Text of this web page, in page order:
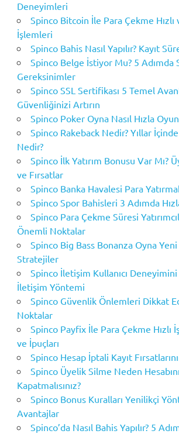
Deneyimleri
Spinco Bitcoin İle Para Çekme Hızlı
İşlemleri
Spinco Bahis Nasıl Yapılır? Kayıt
Spinco Belge İstiyor Mu? 5 Adımda
Gereksinimler
Spinco SSL Sertifikası 5 Temel
Güvenliğinizi Artırın
Spinco Poker Oyna Nasıl Hızla
Spinco Rakeback Nedir? Yıllar
Nedir?
Spinco İlk Yatırım Bonusu Var Mı?
ve Fırsatlar
Spinco Banka Havalesi Para
Spinco Spor Bahisleri 3 Adımda
Spinco Para Çekme Süresi
Önemli Noktalar
Spinco Big Bass Bonanza Oyna
Stratejiler
Spinco İletişim Kullanıcı
İletişim Yöntemi
Spinco Güvenlik Önlemleri Dikkat
Noktalar
Spinco Payfix İle Para Çekme Hızlı
ve İpuçları
Spinco Hesap İptali Kayıt
Spinco Üyelik Silme Neden
Kapatmalısınız?
Spinco Bonus Kuralları Yenilikçi
Avantajlar
Spinco’da Nasıl Bahis Yapılır? 5